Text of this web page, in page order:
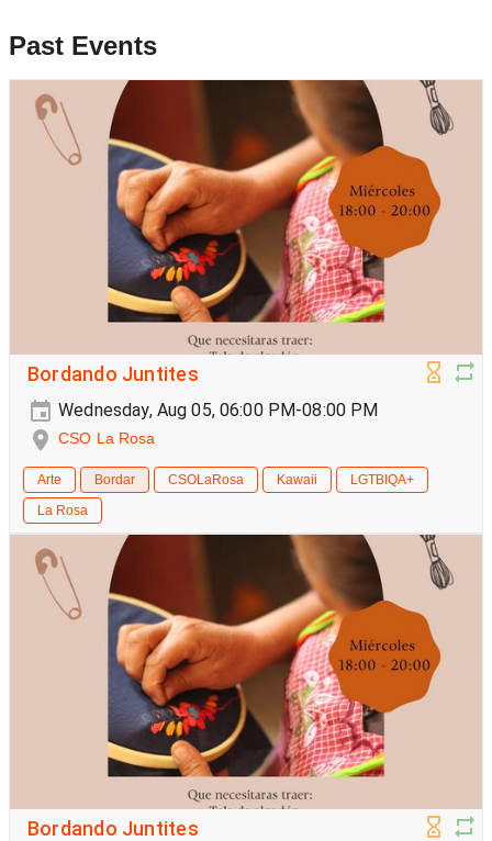
Past Events
Bordando Juntites
Wednesday, Aug 05, 06:00 PM-08:00 PM
CSO La Rosa
Arte Bordar CSOLaRosa Kawaii
LGTBIQA+
La Rosa
Bordando Juntites